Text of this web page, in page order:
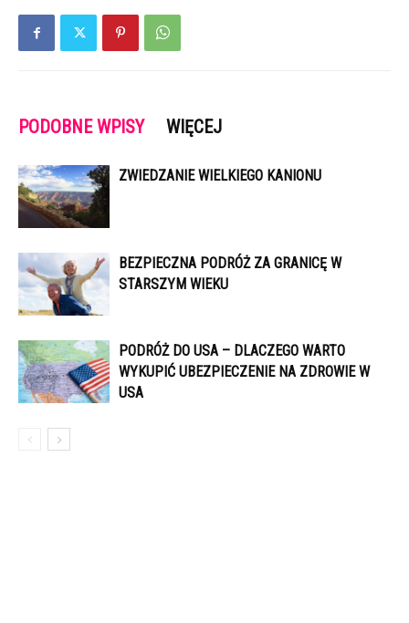
PODOBNE WPISY WIĘCEJ
ZWIEDZANIE WIELKIEGO KANIONU
BEZPIECZNA PODRÓŻ ZA GRANICĘ W
STARSZYM WIEKU
PODRÓŻ DO USA – DLACZEGO WARTO
WYKUPIĆ UBEZPIECZENIE NA ZDROWIE W
USA